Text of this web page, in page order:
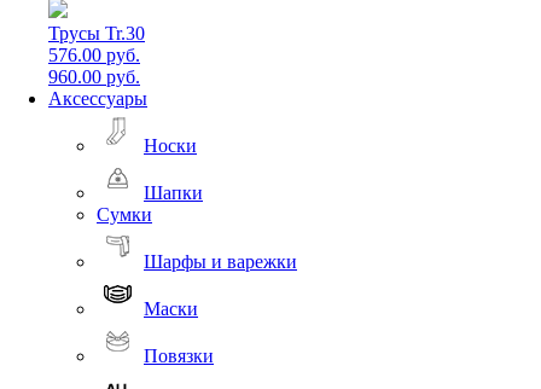
Трусы Tr.30
576.00 руб.
960.00 руб.
Аксессуары
Носки
Шапки
Сумки
Шарфы и варежки
Маски
Повязки